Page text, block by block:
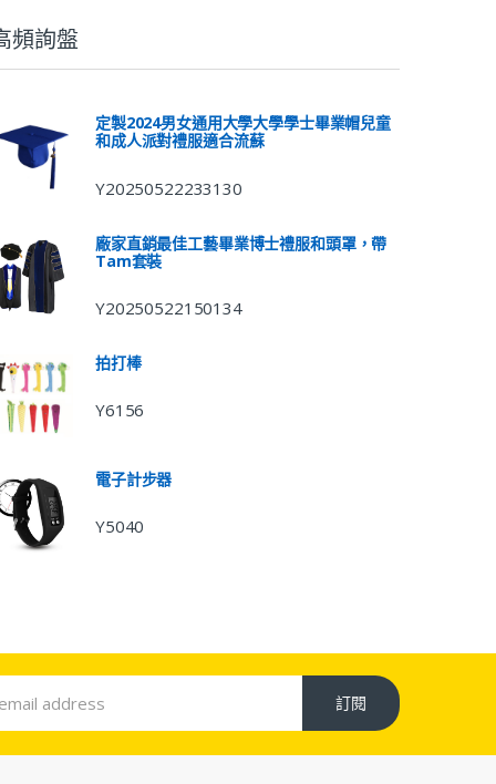
頻詢盤
定製2024男女通用大學大學學士畢業帽兒童
和成人派對禮服適合流蘇
Y20250522233130
廠家直銷最佳工藝畢業博士禮服和頭罩，帶
Tam套裝
Y20250522150134
拍打棒
Y6156
電子計步器
Y5040
訂閱